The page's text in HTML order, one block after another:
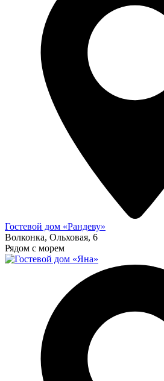
Гостевой дом «Рандеву»
Волконка, Ольховая, 6
Рядом с морем